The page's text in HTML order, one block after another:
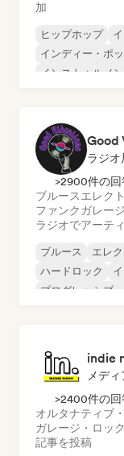
加
ヒップホップ
インディー・ポ
インストゥルメン
Good
ラジオ
>2900件の回
ブルースエレク
ファンクガレー
ラジオでアーテ
ブルース エレ
ハードロック
プログレッシブ
indie
メデ
>2400件の回
オルタナティブ
ガレージ・ロック
記事を投稿